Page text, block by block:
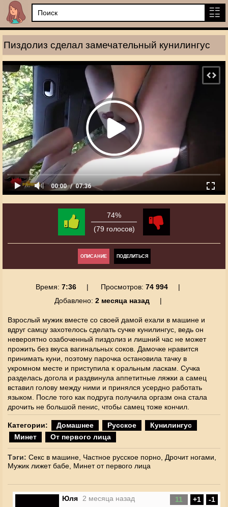
Пиздолиз сделал замечательный кунилингус
00:00 07:36
74%
(79 голосов)
ОПИСАНИЕ ПОДЕЛИТЬСЯ
Время: 7:36 Просмотров: 74 994
Добавлено: 2 месяца назад
Взрослый мужик вместе со своей дамой ехали в машине и
вдруг самцу захотелось сделать сучке кунилингус, ведь он
невероятно озабоченный пиздолиз и лишний час не может
прожить без вкуса вагинальных соков. Дамочке нравится
принимать куни, поэтому парочка остановила тачку в
укромном месте и приступила к оральным ласкам. Сучка
разделась догола и раздвинула аппетитные ляжки а самец
вставил голову между ними и принялся усердно работать
языком. После того как подруга получила оргазм она стала
дрочить не большой пенис, чтобы самец тоже кончил.
Категории: Домашнее Русское
Кунилингус
Минет
От первого лица
Тэги: Секс в машине, Частное русское порно, Дрочит ногами,
Мужик лижет бабе, Минет от первого лица
11 +1 -1
Юля
2 месяца назад